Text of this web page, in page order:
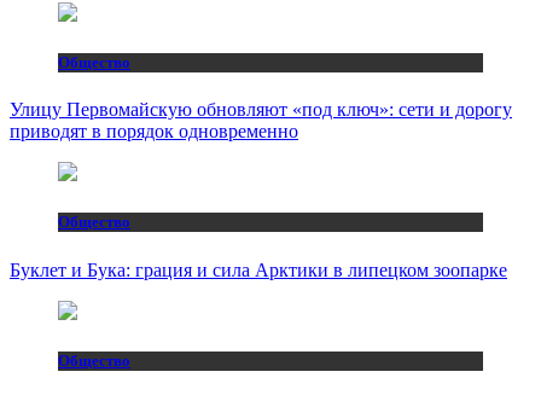
Общество
Улицу Первомайскую обновляют «под ключ»: сети и дорогу
приводят в порядок одновременно
Общество
Буклет и Бука: грация и сила Арктики в липецком зоопарке
Общество